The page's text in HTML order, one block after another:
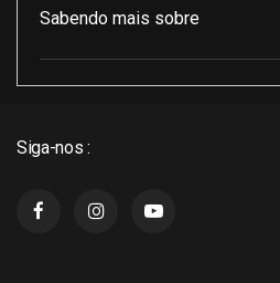
Sabendo mais sobre
Siga-nos :